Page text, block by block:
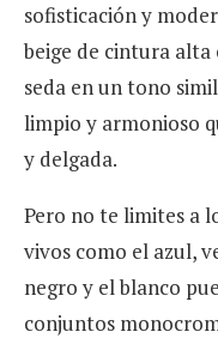
sofisticación y
beige de cintura alta
seda en un tono
limpio y armonioso
y delgada.
Pero no te limites a
vivos como el azul,
negro y el blanco
conjuntos